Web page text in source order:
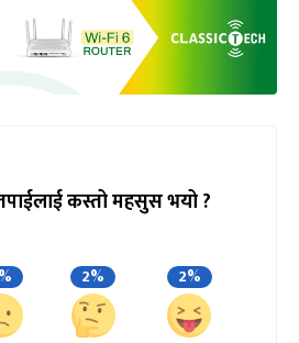
कस्तो महसुस भयो ?
2% 2%